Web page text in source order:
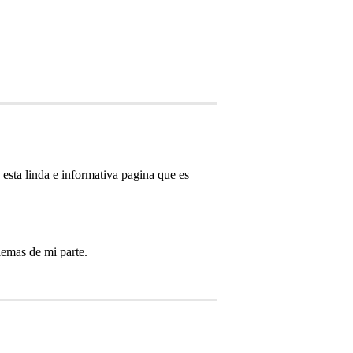
linda e informativa pagina que es
de mi parte.